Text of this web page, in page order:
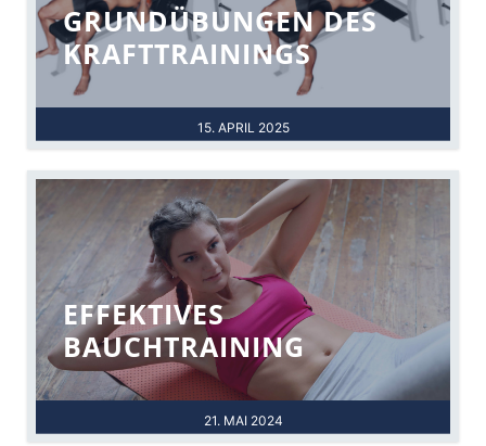
15. APRIL 2025
GRUNDÜBUNGEN DES
KRAFTTRAININGS
21. MAI 2024
EFFEKTIVES
BAUCHTRAINING